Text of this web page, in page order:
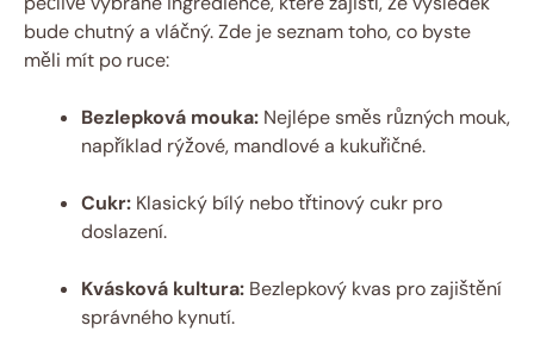
bude chutný ⁢a vláčný. Zde⁤ je seznam ‍toho, co byste​
měli ⁢mít po ruce:
Bezlepková mouka: Nejlépe​ směs ‌různých ⁤mouk,⁣
například rýžové, mandlové a‌ kukuřičné.
Cukr: Klasický bílý nebo třtinový​ cukr pro
doslazení.
Kvásková kultura: Bezlepkový kvas pro zajištění
správného kynutí.